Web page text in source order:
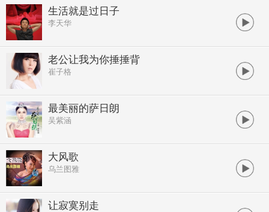
生活就是过日子
李天华
老公让我为你捶捶背
崔子格
最美丽的萨日朗
吴紫涵
大风歌
乌兰图雅
让寂寞别走